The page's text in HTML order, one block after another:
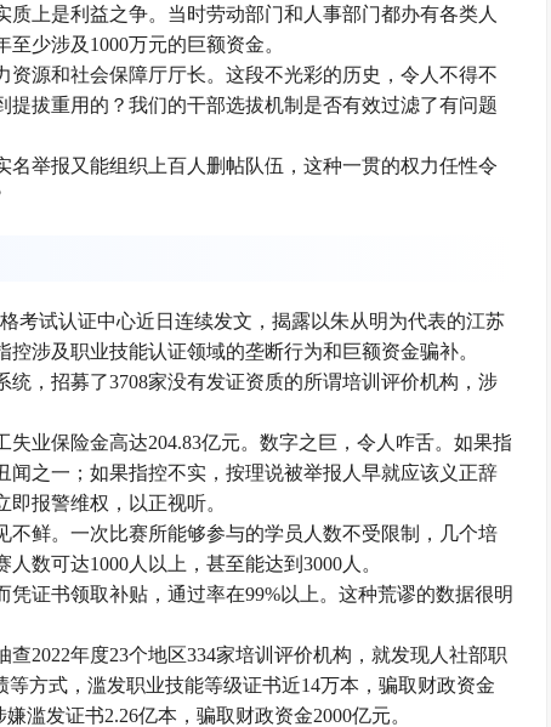
上是利益之争。当时劳动部门和人事部门都办有各类人
少涉及1000万元的巨额资金。
源和社会保障厅厅长。这段不光彩的历史，令人不得不
拔重用的？我们的干部选拔机制是否有效过滤了有问题
举报又能组织上百人删帖队伍，这种一贯的权力任性令
考试认证中心近日连续发文，揭露以朱从明为代表的江苏
涉及职业技能认证领域的垄断行为和巨额资金骗补。
，招募了3708家没有发证资质的所谓培训评价机构，涉
业保险金高达204.83亿元。数字之巨，令人咋舌。如果指
之一；如果指控不实，按理说被举报人早就应该义正辞
报警维权，以正视听。
鲜。一次比赛所能够参与的学员人数不受限制，几个培
数可达1000人以上，甚至能达到3000人。
证书领取补贴，通过率在99%以上。这种荒谬的数据很明
2022年度23个地区334家培训评价机构，就发现人社部职
方式，滥发职业技能等级证书近14万本，骗取财政资金
滥发证书2.26亿本，骗取财政资金2000亿元。